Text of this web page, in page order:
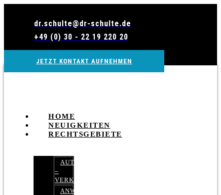
dr.schulte@dr-schulte.de
+49 (0) 30 - 22 19 220 20
JETZT KONTAKT AUFNEHMEN
HOME
NEUIGKEITEN
RECHTSGEBIETE
AUTOBETRUG
–
VERKEHRSRECHT
ANWALTSHAFTUNGSRECHT